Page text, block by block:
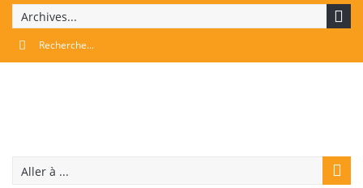
Archives...
Aller à ...